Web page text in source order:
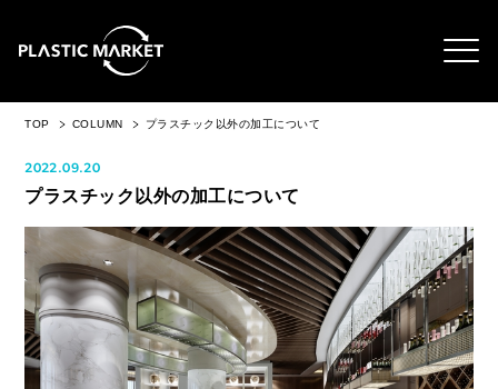
TOP COLUMN プラスチック以外の加工について
2022.09.20
プラスチック以外の加工について